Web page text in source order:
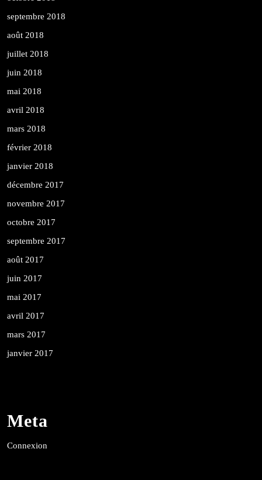
septembre 2018
août 2018
juillet 2018
juin 2018
mai 2018
avril 2018
mars 2018
février 2018
janvier 2018
décembre 2017
novembre 2017
octobre 2017
septembre 2017
août 2017
juin 2017
mai 2017
avril 2017
mars 2017
janvier 2017
Meta
Connexion